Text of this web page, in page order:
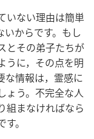
いない理由は簡単
いからです。もし
とその弟子たちが
うに，その点を明
な情報は，霊感に
ょう。不完全な人
組まなければなら
。